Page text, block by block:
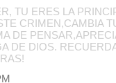
TU ERES LA
CRIMEN,CAMBIA
DE
DE DIOS.